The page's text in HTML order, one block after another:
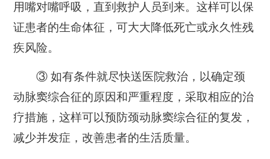
用嘴对嘴呼吸，直到救护人员到来。这样可以保
证患者的生命体征，可大大降低死亡或永久性残
疾风险。
③ 如有条件就尽快送医院救治，以确定颈
动脉窦综合征的原因和严重程度，采取相应的治
疗措施，这样可以预防颈动脉窦综合征的复发，
减少并发症，改善患者的生活质量。